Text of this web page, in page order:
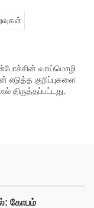
வாய்மொழி
எடுத்த குறிப்புகளை
திருத்தப்பட்டது.
கோபம்